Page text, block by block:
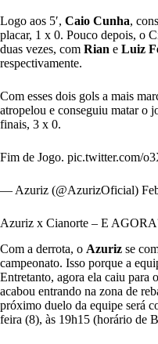
Logo aos 5′, Caio Cunha,
placar, 1 x 0. Pouco depois, o
duas vezes, com Rian e Luiz
respectivamente.
Com esses dois gols a mais
atropelou e conseguiu matar o
finais, 3 x 0.
Fim de Jogo. pic.twitter.com/
— Azuriz (@AzurizOficial)
Azuriz x Cianorte – E
Com a derrota, o Azuriz se
campeonato. Isso porque a
Entretanto, agora ela caiu para
acabou entrando na zona de
próximo duelo da equipe será
feira (8), às 19h15 (horário de